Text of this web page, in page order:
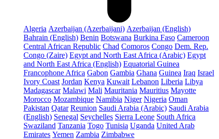
Algeria Azerbaijan (Azerbaijani) Azerbaijan (English)
Bahrain (English) Benin Botswana Burkina Faso Cameroon
Central African Republic Chad Comoros Congo Dem. Rep.
Congo (Zaire) Egypt and North East Africa (Arabic) Egypt
and North East Africa (English) Equatorial Guinea
Francophone Africa Gabon Gambia Ghana Guinea Iraq Israel
Ivory Coast Jordan Kenya Kuwait Lebanon Liberia Libya
Madagascar Malawi Mali Mauritania Mauritius Mayotte
Morocco Mozambique Namibia Niger Nigeria Oman
Pakistan Qatar Reunion Saudi Arabia (Arabic) Saudi Arabia
(English) Senegal Seychelles Sierra Leone South Africa
Swaziland Tanzania Togo Tunisia Uganda United Arab
Emirates Yemen Zambia Zimbabwe